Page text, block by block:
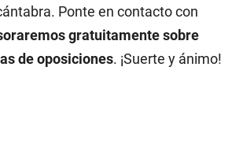
Ponte en contacto con
gratuitamente sobre
de oposiciones. ¡Suerte y ánimo!